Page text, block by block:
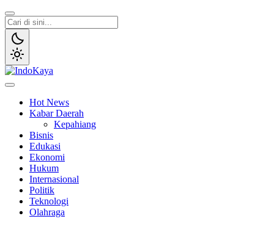
Lewati
ke
konten
Hot News
Kabar Daerah
Kepahiang
Bisnis
Edukasi
Ekonomi
Hukum
Internasional
Politik
Teknologi
Olahraga